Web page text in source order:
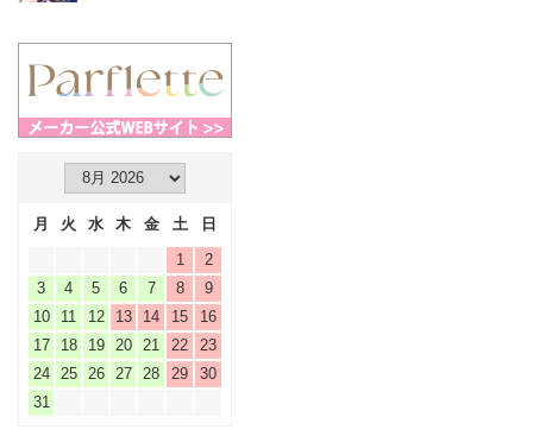
月 火 水 木 金 土
日
1
2
3
4 5 6 7 8
9
10
11 12 13 14 15
16
17
18 19 20 21 22
23
24
25 26 27 28 29
30
31